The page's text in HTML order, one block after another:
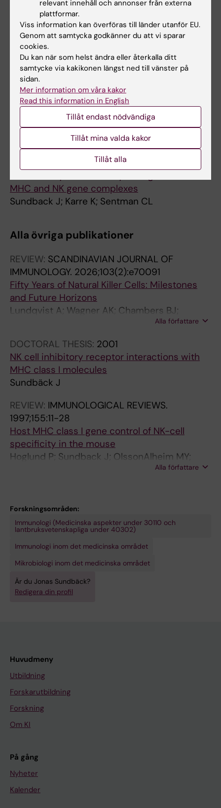
Niemi EC; Seaman WE; Ryan JC; Kärre K
Alla författare
ARTICLE:JOURNAL OF IMMUNOLOGY.
1997;158(7):3174-3180
Altered expression of Ly49 inhibitory
receptors on natural killer cells from MHC
class I-deficient mice
Salcedo M; Diehl AD; OlssonAlheim MY;
Sundback J; VanKaer L; Karre K; Ljunggren HG
ARTICLE:JOURNAL OF IMMUNOLOGY.
1996;157(9):3936-3942
Cloning of minimally divergent allelic forms of
the natural killer (NK) receptor Ly-49C,
MHC and NK gene complexes
Sundback J; Karre K; Sentman CL
Alla övriga publikationer
REVIEW: SCANDINAVIAN JOURNAL OF
IMMUNOLOGY. 2026;103(2):e70091
Fifty Years of Natural Killer Cells: Milestones
and Future Horizons
Lundqvist A; Wagner AK; Chambers BJ;
Dahlberg CIM; Sundback J; Cuapio A; Alici E;
Alla författare
DOCTORAL THESIS: 2001
NK cell inhibitory receptor interactions with
MHC class I molecules
Sundbäck J
REVIEW: IMMUNOLOGICAL REVIEWS.
1997;155:11-28
Host MHC class I gene control of NK-cell
specificity in the mouse
Hoglund P; Sundback J; OlssonAlheim MY;
Johansson M; Salcedo M; Ohlen C; Ljunggren
Alla författare
Forskningsområden:
Immunologi (Medicinska aspekter under 30110 och
lantbruksvetenskapliga under 40302)
Immunologi inom det medicinska området
Mikrobiologi inom det medicinska området
Är du Jonas Sundbäck?
Redigera din profil
Huvudmeny
Utbildning
Forskarutbildning
Forskning
Om KI
På gång
Nyheter
Kalender
relevant innehåll och annonser från externa
plattformar.
Viss information kan överföras till länder utanför EU.
Genom att samtycka godkänner du att vi sparar
cookies.
Du kan när som helst ändra eller återkalla ditt
samtycke via kakikonen längst ned till vänster på
sidan.
Mer information om våra kakor
Read this information in English
Tillåt endast nödvändiga
Tillåt mina valda kakor
Tillåt alla